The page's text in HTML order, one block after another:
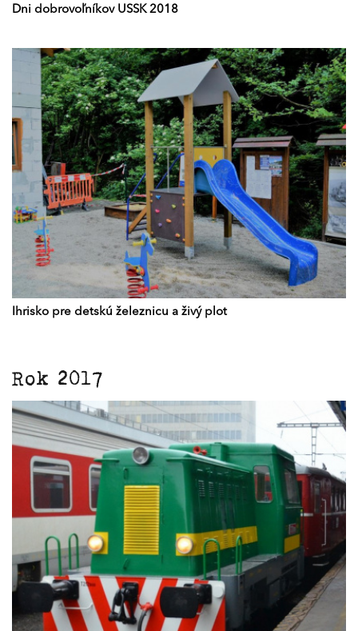
Dni dobrovoľníkov USSK 2018
Ihrisko pre detskú železnicu a živý plot
Rok 2017